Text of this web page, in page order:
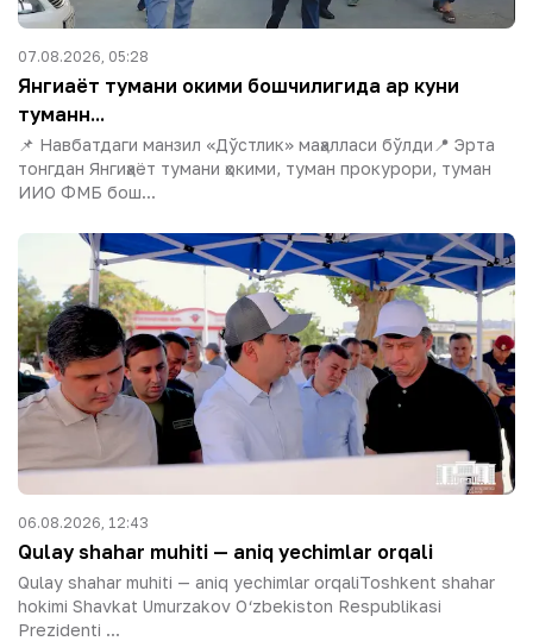
07.08.2026, 05:28
Янгиҳаёт тумани ҳокими бошчилигида ҳар куни
туманн...
📌 Навбатдаги манзил «Дўстлик» маҳалласи бўлди📍 Эрта
тонгдан Янгиҳаёт тумани ҳокими, туман прокурори, туман
ИИО ФМБ бош...
06.08.2026, 12:43
Qulay shahar muhiti — aniq yechimlar orqali
Qulay shahar muhiti — aniq yechimlar orqaliToshkent shahar
hokimi Shavkat Umurzakov O‘zbekiston Respublikasi
Prezidenti ...